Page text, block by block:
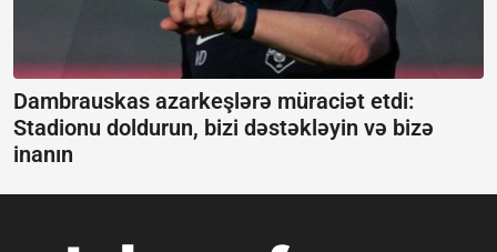
Dambrauskas azarkeşlərə müraciət etdi:
Stadionu doldurun, bizi dəstəkləyin və bizə
inanın